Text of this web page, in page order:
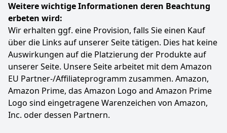
5609 €
Anzeigen
❤Eingebaute App & Android 11.0 Smart System: Mini
tragbarer Projektor verfügt über ein integriertes
WLAN und Android TV 11.0-Betriebssystem,
vorinstallierte beliebte Streaming-Apps, unterstützt
drahtlose / kabelgebundene Multiprotokoll-
Bildschirmprojektion (AirPlay, DLNA usw.) und das
Telefon befindet sich mit einem Klick auf demselben
Bildschirm. Dieser Smart Mini Beamer verwandelt
jeden Raum sofort in Ihr persönliches Heimkino.
❤Kompaktes, tragbares Unterhaltungszentrum: Mit
einer LED-Lichtquelle von 30 W und einer
Weitere wichtige Informationen deren Beachtung
erbeten wird:
Wir erhalten ggf. eine Provision, falls Sie einen Kauf
über die Links auf unserer Seite tätigen. Dies hat keine
Auswirkungen auf die Platzierung der Produkte auf
unserer Seite. Unsere Seite arbeitet mit dem Amazon
EU Partner-/Affiliateprogramm zusammen. Amazon,
Amazon Prime, das Amazon Logo and Amazon Prime
Logo sind eingetragene Warenzeichen von Amazon,
Inc. oder dessen Partnern.